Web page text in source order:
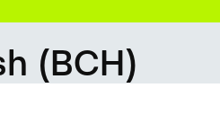
(BCH)